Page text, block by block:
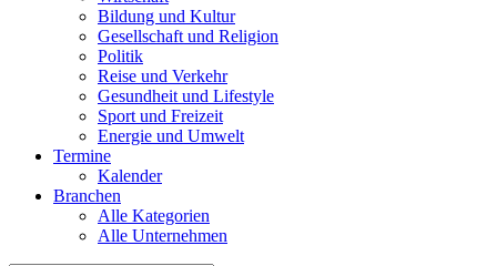
Bildung und Kultur
Gesellschaft und Religion
Politik
Reise und Verkehr
Gesundheit und Lifestyle
Sport und Freizeit
Energie und Umwelt
Termine
Kalender
Branchen
Alle Kategorien
Alle Unternehmen